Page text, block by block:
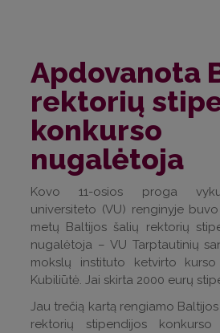
Apdovanota
rektorių
konkurso
nugalėtoja
Kovo 11-osios proga
universiteto (VU) renginyje
metų Baltijos šalių rektorių
nugalėtoja – VU Tarptautinių
mokslų instituto ketvirto
Kubiliūtė. Jai skirta 2000 eurų
Jau trečią kartą rengiamo
rektorių stipendijos